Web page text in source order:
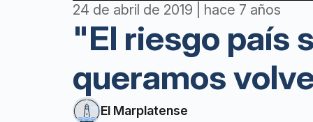
24 de abril de 2019 | hace 7 años
"El riesgo país
queramos
El Marplatense